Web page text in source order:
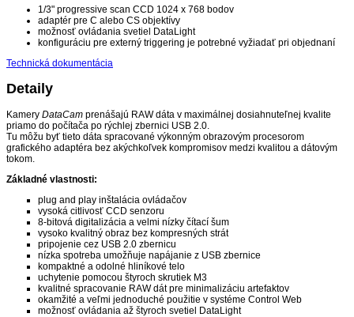
1/3" progressive scan CCD 1024 x 768 bodov
adaptér pre C alebo CS objektívy
možnosť ovládania svetiel DataLight
konfiguráciu pre externý triggering je potrebné vyžiadať pri objednaní
Technická dokumentácia
Detaily
Kamery DataCam prenášajú RAW dáta v maximálnej dosiahnuteľnej kvalite
priamo do počítača po rýchlej zbernici USB 2.0.
Tu môžu byť tieto dáta spracované výkonným obrazovým procesorom
grafického adaptéra bez akýchkoľvek kompromisov medzi kvalitou a dátovým
tokom.
Základné vlastnosti:
plug and play inštalácia ovládačov
vysoká citlivosť CCD senzoru
8-bitová digitalizácia a velmi nízky čítací šum
vysoko kvalitný obraz bez kompresných strát
pripojenie cez USB 2.0 zbernicu
nízka spotreba umožňuje napájanie z USB zbernice
kompaktné a odolné hliníkové telo
uchytenie pomocou štyroch skrutiek M3
kvalitné spracovanie RAW dát pre minimalizáciu artefaktov
okamžité a veľmi jednoduché použitie v systéme Control Web
možnosť ovládania až štyroch svetiel DataLight